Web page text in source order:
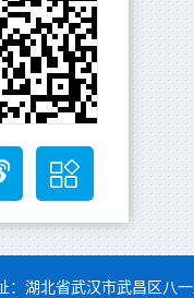
湖北省武汉市武昌区八